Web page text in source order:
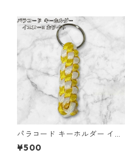
パラコード キーホルダー イエ
ロー ホワイト 編み込み s21
¥500